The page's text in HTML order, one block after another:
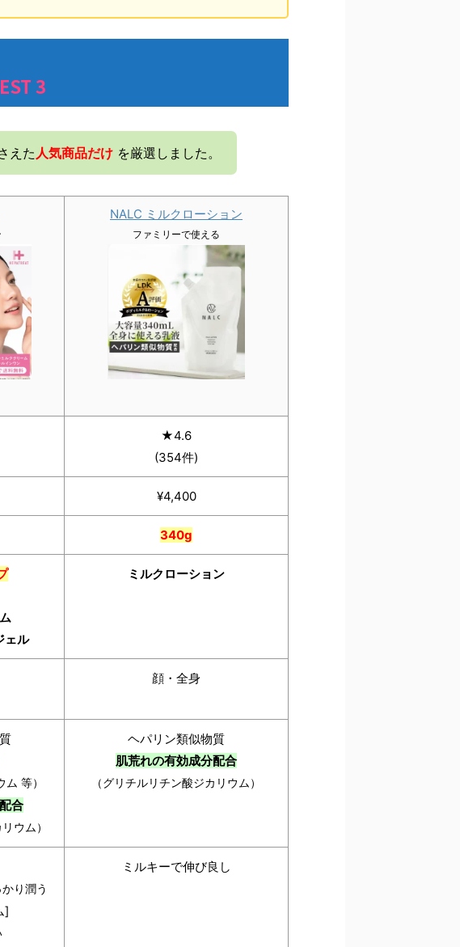
3
えた人気商品だけ を厳選しました。
NALC ミルクローション
ファミリーで使える
★4.6
(354件)
¥4,400
340g
ェル
ミルクローション
顔・全身
ム 等）
合
ウム）
ヘパリン類似物質
肌荒れの有効成分配合
（グリチルリチン酸ジカリウム）
り潤う
]
ミルキーで伸び良し